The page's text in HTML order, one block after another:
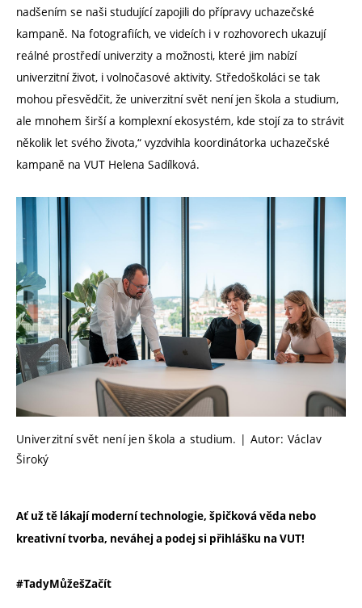
nadšením se naši studující zapojili do přípravy uchazečské
kampaně. Na fotografiích, ve videích i v rozhovorech ukazují
reálné prostředí univerzity a možnosti, které jim nabízí
univerzitní život, i volnočasové aktivity. Středoškoláci se tak
mohou přesvědčit, že univerzitní svět není jen škola a studium,
ale mnohem širší a komplexní ekosystém, kde stojí za to strávit
několik let svého života,“ vyzdvihla koordinátorka uchazečské
kampaně na VUT Helena Sadílková.
Univerzitní svět není jen škola a studium. | Autor: Václav
Široký
Ať už tě lákají moderní technologie, špičková věda nebo
kreativní tvorba, neváhej a podej si přihlášku na VUT!
#TadyMůžešZačít